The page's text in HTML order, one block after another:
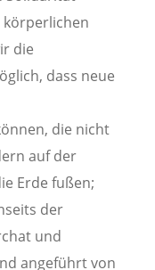
körperlichen
die
dass neue
die nicht
auf der
Erde fußen;
der
und
angeführt von